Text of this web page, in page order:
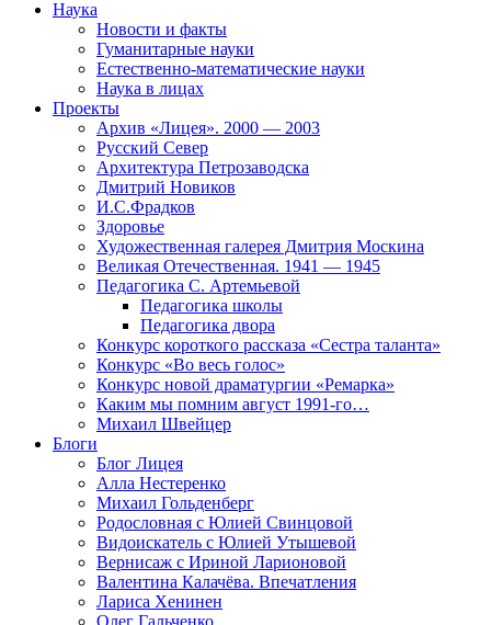
Наука
Новости и факты
Гуманитарные науки
Естественно-математические науки
Наука в лицах
Проекты
Архив «Лицея». 2000 — 2003
Русский Север
Архитектура Петрозаводска
Дмитрий Новиков
И.С.Фрадков
Здоровье
Художественная галерея Дмитрия Москина
Великая Отечественная. 1941 — 1945
Педагогика С. Артемьевой
Педагогика школы
Педагогика двора
Конкурс короткого рассказа «Сестра таланта»
Конкурс «Во весь голос»
Конкурс новой драматургии «Ремарка»
Каким мы помним август 1991-го…
Михаил Швейцер
Блоги
Блог Лицея
Алла Нестеренко
Михаил Гольденберг
Родословная с Юлией Свинцовой
Видоискатель с Юлией Утышевой
Вернисаж с Ириной Ларионовой
Валентина Калачёва. Впечатления
Лариса Хенинен